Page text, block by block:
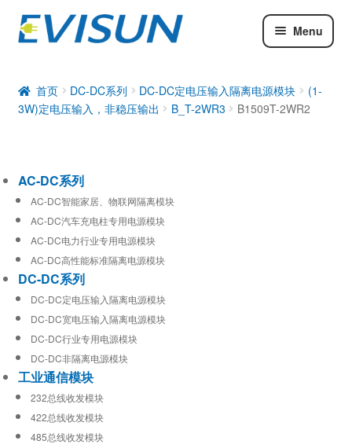
Menu
DC-DC系列
工业通信模块
首页 DC-DC系列 DC-DC定电压输入隔离电源模块
(1-
3W)定电压输入，非稳压输出
B_T-2WR3 B1509T-2WR2
AC-DC系列
AC-DC智能家居、物联网隔离模块
AC-DC汽车充电柱专用电源模块
AC-DC电力行业专用电源模块
AC-DC高性能标准隔离电源模块
DC-DC系列
DC-DC定电压输入隔离电源模块
DC-DC宽电压输入隔离电源模块
DC-DC行业专用电源模块
DC-DC非隔离电源模块
工业通信模块
232总线收发模块
422总线收发模块
485总线收发模块